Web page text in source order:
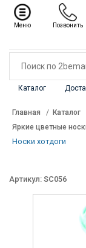
Каталог
Каталог ✖
Главная
Каталог
Яркие цветные
Носки хотдоги
Артикул: SC056
Меню Позвонить